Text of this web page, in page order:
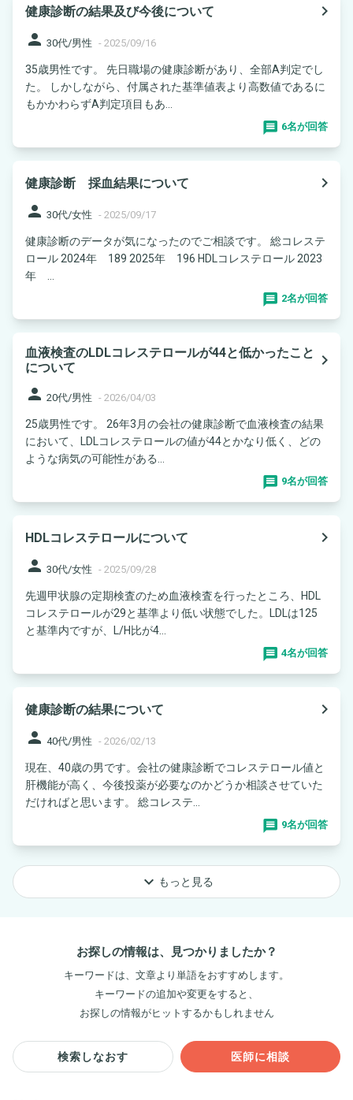
健康診断の結果及び今後について
navigate_next
person 30代/男性 - 2025/09/16
35歳男性です。 先日職場の健康診断があり、全部A判定でし
た。 しかしながら、付属された基準値表より高数値であるに
もかかわらずA判定項目もあ...
6名が回答
健康診断 採血結果について
navigate_next
person 30代/女性 - 2025/09/17
健康診断のデータが気になったのでご相談です。 総コレステ
ロール 2024年 189 2025年 196 HDLコレステロール 2023
年 ...
2名が回答
血液検査のLDLコレステロールが44と低かったこと
について
navigate_next
person 20代/男性 - 2026/04/03
25歳男性です。 26年3月の会社の健康診断で血液検査の結果
において、LDLコレステロールの値が44とかなり低く、どの
ような病気の可能性がある...
9名が回答
HDLコレステロールについて
navigate_next
person 30代/女性 - 2025/09/28
先週甲状腺の定期検査のため血液検査を行ったところ、HDL
コレステロールが29と基準より低い状態でした。LDLは125
と基準内ですが、L/H比が4...
4名が回答
健康診断の結果について
navigate_next
person 40代/男性 - 2026/02/13
現在、40歳の男です。会社の健康診断でコレステロール値と
肝機能が高く、今後投薬が必要なのかどうか相談させていた
だければと思います。 総コレステ...
9名が回答
keyboard_arrow_down もっと見る
お探しの情報は、見つかりましたか？
キーワードは、文章より単語をおすすめします。
キーワードの追加や変更をすると、
お探しの情報がヒットするかもしれません
検索しなおす 医師に相談